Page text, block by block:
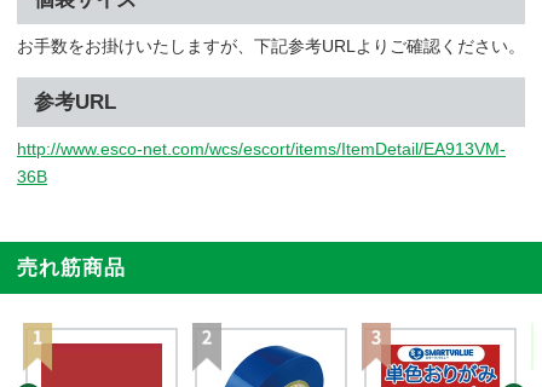
お手数をお掛けいたしますが、下記参考URLよりご確認ください。
参考URL
http://www.esco-net.com/wcs/escort/items/ItemDetail/EA913VM-
36B
売れ筋商品